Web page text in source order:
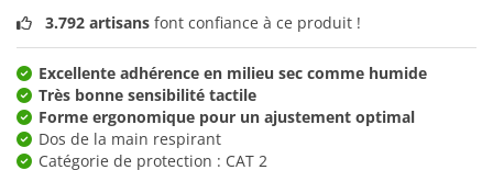
3.792 artisans font confiance à ce produit !
Excellente adhérence en milieu sec comme humide
Très bonne sensibilité tactile
Forme ergonomique pour un ajustement optimal
Dos de la main respirant
Catégorie de protection : CAT 2